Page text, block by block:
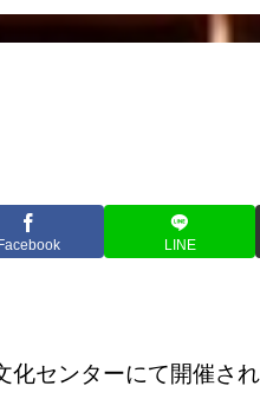
LINE
センターにて開催され